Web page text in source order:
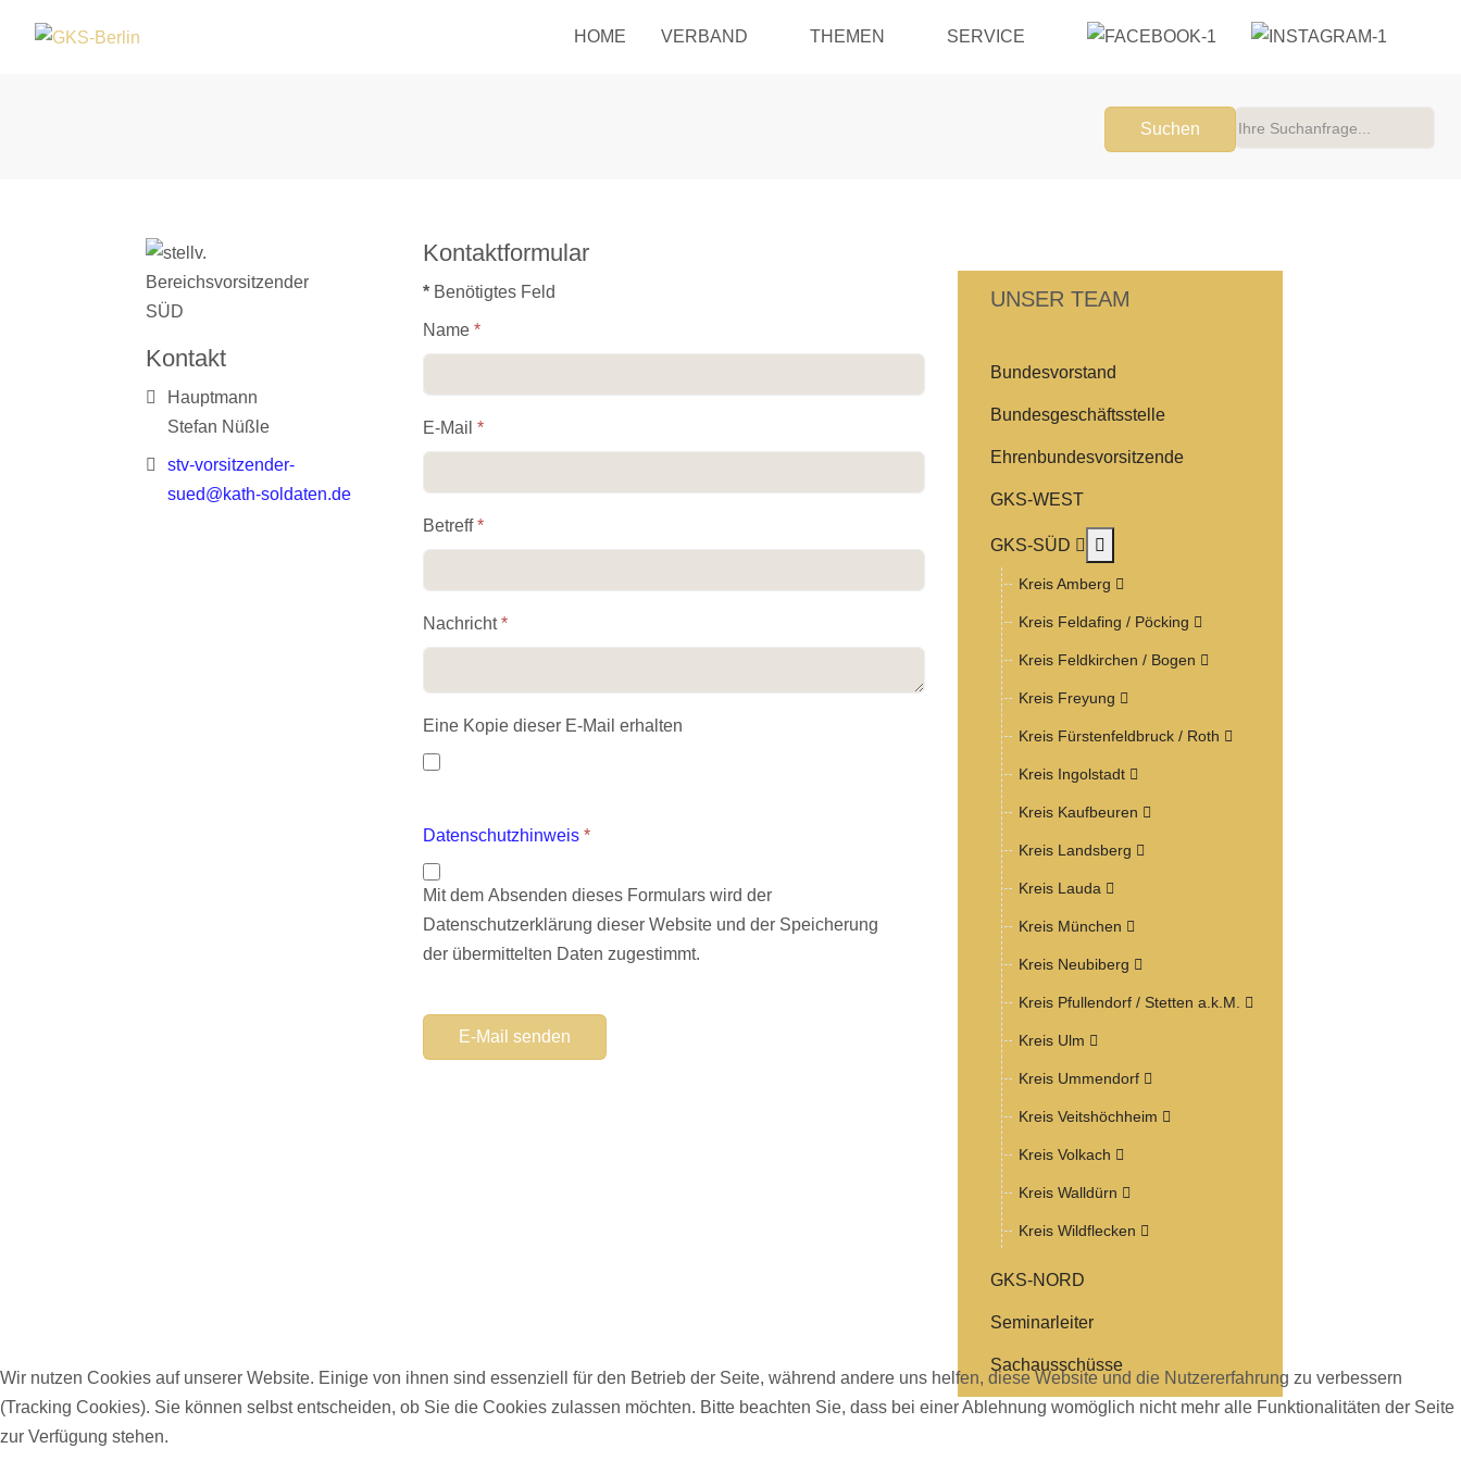
HOME VERBAND THEMEN SERVICE
Suchen
Kontakt
Adresse:
Hauptmann
Stefan Nüßle
E-Mail:
stv-vorsitzender-
sued@kath-soldaten.de
Kontaktformular
* Benötigtes Feld
Name *
E-Mail *
Betreff*
Nachricht*
Eine Kopie dieser E-Mail erhalten
Datenschutzhinweis *
Mit dem Absenden dieses Formulars wird der
Datenschutzerklärung dieser Website und der Speicherung
der übermittelten Daten zugestimmt.
Captcha*
E-Mail senden
UNSER TEAM
Bundesvorstand
Bundesgeschäftsstelle
Ehrenbundesvorsitzende
GKS-WEST
GKS-SÜD
Kreis Amberg
Kreis Feldafing / Pöcking
Kreis Feldkirchen / Bogen
Kreis Freyung
Kreis Fürstenfeldbruck / Roth
Kreis Ingolstadt
Kreis Kaufbeuren
Kreis Landsberg
Kreis Lauda
Kreis München
Kreis Neubiberg
Kreis Pfullendorf / Stetten a.k.M.
Kreis Ulm
Kreis Ummendorf
Kreis Veitshöchheim
Kreis Volkach
Kreis Walldürn
Kreis Wildflecken
GKS-NORD
Seminarleiter
Sachausschüsse
Wir nutzen Cookies auf unserer Website. Einige von ihnen sind essenziell für den Betrieb der Seite, während andere uns helfen, diese Website und die Nutzererfahrung zu verbessern
(Tracking Cookies). Sie können selbst entscheiden, ob Sie die Cookies zulassen möchten. Bitte beachten Sie, dass bei einer Ablehnung womöglich nicht mehr alle Funktionalitäten der Seite
zur Verfügung stehen.